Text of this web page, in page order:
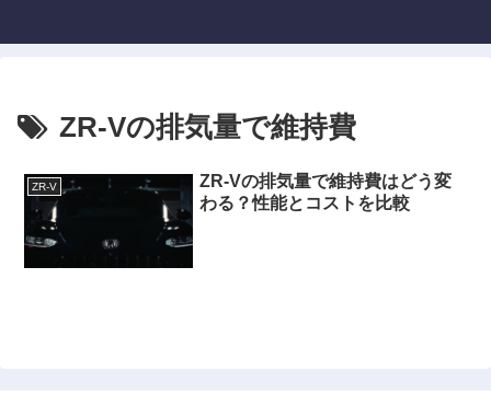
ZR-Vの排気量で維持費
ZR-V
ZR-Vの排気量で維持費はどう変
わる？性能とコストを比較